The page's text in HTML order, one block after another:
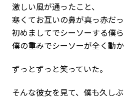
激しい風が通ったこと、
寒くてお互いの鼻が真っ赤だっ
初めましてでシーソーする僕ら
僕の重みでシーソーが全く動か
ずっとずっと笑っていた。
そんな彼女を見て、僕も久しぶ